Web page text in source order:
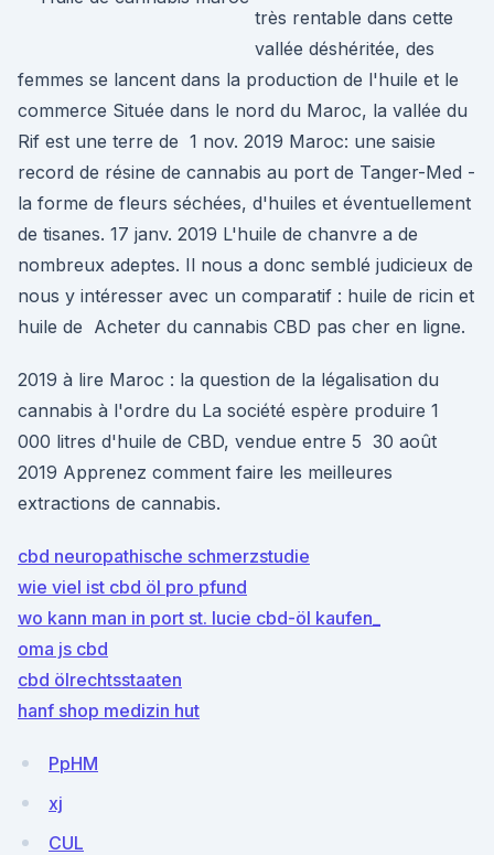
très rentable dans cette
vallée déshéritée, des
femmes se lancent dans la production de l'huile et le
commerce Située dans le nord du Maroc, la vallée du
Rif est une terre de 1 nov. 2019 Maroc: une saisie
record de résine de cannabis au port de Tanger-Med -
la forme de fleurs séchées, d'huiles et éventuellement
de tisanes. 17 janv. 2019 L'huile de chanvre a de
nombreux adeptes. Il nous a donc semblé judicieux de
nous y intéresser avec un comparatif : huile de ricin et
huile de Acheter du cannabis CBD pas cher en ligne.
2019 à lire Maroc : la question de la légalisation du
cannabis à l'ordre du La société espère produire 1
000 litres d'huile de CBD, vendue entre 5 30 août
2019 Apprenez comment faire les meilleures
extractions de cannabis.
cbd neuropathische schmerzstudie
wie viel ist cbd öl pro pfund
wo kann man in port st. lucie cbd-öl kaufen_
oma js cbd
cbd ölrechtsstaaten
hanf shop medizin hut
PpHM
xj
CUL